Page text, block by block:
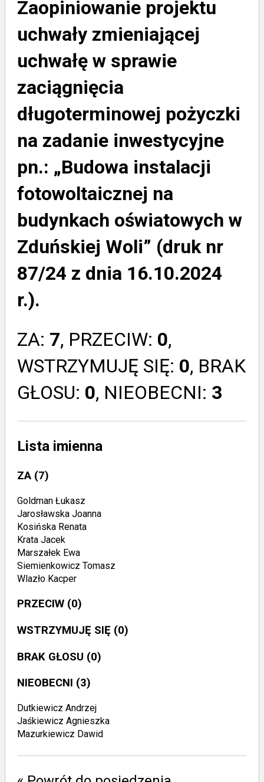
Zaopiniowanie projektu
uchwały zmieniającej
uchwałę w sprawie
zaciągnięcia
długoterminowej pożyczki
na zadanie inwestycyjne
pn.: „Budowa instalacji
fotowoltaicznej na
budynkach oświatowych w
Zduńskiej Woli” (druk nr
87/24 z dnia 16.10.2024
r.).
ZA: 7, PRZECIW: 0,
WSTRZYMUJĘ SIĘ: 0, BRAK
GŁOSU: 0, NIEOBECNI: 3
Lista imienna
ZA (7)
Goldman Łukasz
Jarosławska Joanna
Kosińska Renata
Krata Jacek
Marszałek Ewa
Siemienkowicz Tomasz
Wlazło Kacper
PRZECIW (0)
WSTRZYMUJĘ SIĘ (0)
BRAK GŁOSU (0)
NIEOBECNI (3)
Dutkiewicz Andrzej
Jaśkiewicz Agnieszka
Mazurkiewicz Dawid